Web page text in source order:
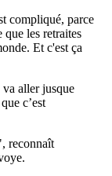
compliqué, parce
que les retraites
Et c'est ça
va aller jusque
c’est
reconnaît